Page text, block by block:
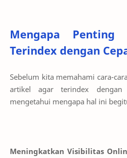
Mengapa
Terindex dengan
Sebelum kita memahami cara-
artikel agar terindex
mengetahui mengapa hal ini
Meningkatkan Visibilitas